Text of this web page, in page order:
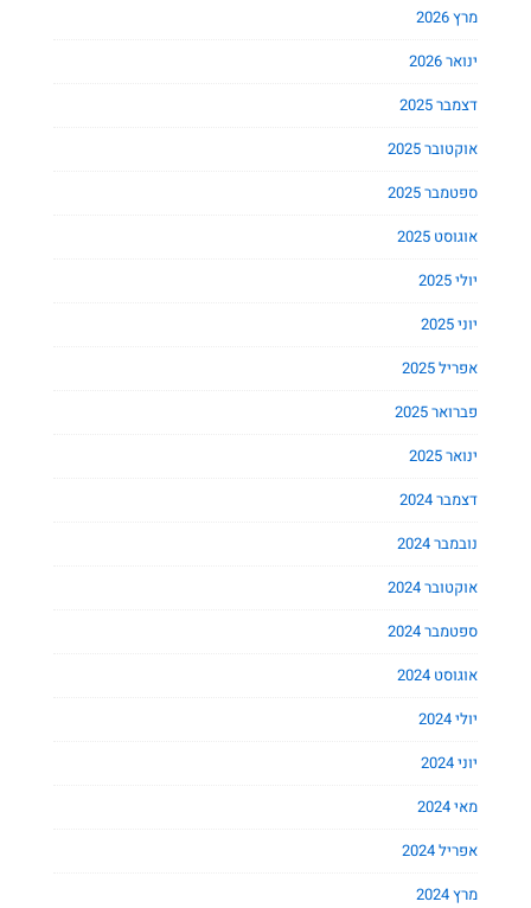
מרץ 2026
ינואר 2026
דצמבר 2025
אוקטובר 2025
ספטמבר 2025
אוגוסט 2025
יולי 2025
יוני 2025
אפריל 2025
פברואר 2025
ינואר 2025
דצמבר 2024
נובמבר 2024
אוקטובר 2024
ספטמבר 2024
אוגוסט 2024
יולי 2024
יוני 2024
מאי 2024
אפריל 2024
מרץ 2024